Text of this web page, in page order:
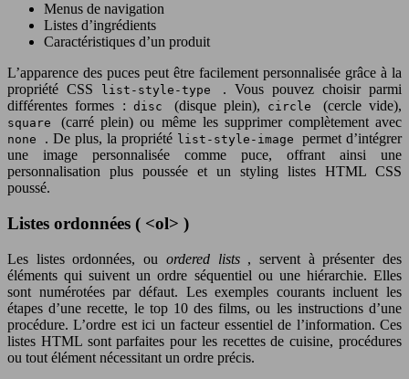
Menus de navigation
Listes d’ingrédients
Caractéristiques d’un produit
L’apparence des puces peut être facilement personnalisée grâce à la
propriété CSS
list-style-type . Vous pouvez choisir parmi
différentes formes :disc (disque plein), circle (cercle vide),
square(carré plein) ou même les supprimer complètement avec
none . De plus, la propriété list-style-image permet d’intégrer
une image personnalisée comme puce, offrant ainsi une
personnalisation plus poussée et un styling listes HTML CSS
poussé.
Listes ordonnées ( <ol> )
Les listes ordonnées, ou ordered lists , servent à présenter des
éléments qui suivent un ordre séquentiel ou une hiérarchie. Elles
sont numérotées par défaut. Les exemples courants incluent les
étapes d’une recette, le top 10 des films, ou les instructions d’une
procédure. L’ordre est ici un facteur essentiel de l’information. Ces
listes HTML sont parfaites pour les recettes de cuisine, procédures
ou tout élément nécessitant un ordre précis.